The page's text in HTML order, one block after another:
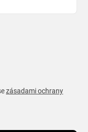
zásadami ochrany